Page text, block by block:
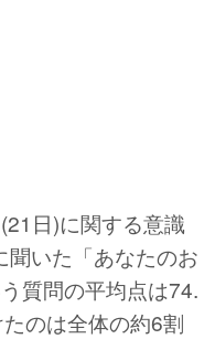
日)に関する意識
いた「あなたのお
質問の平均点は74.
のは全体の約6割